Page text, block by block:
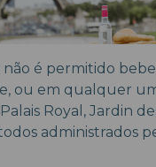
é permitido
ou em qualquer
Royal, Jardin
administrados